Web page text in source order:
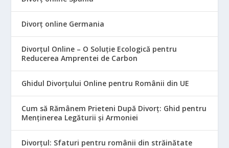
Divorț online Germania
Divorțul Online – O Soluție Ecologică pentru
Reducerea Amprentei de Carbon
Ghidul Divorțului Online pentru Românii din UE
Cum să Rămânem Prieteni După Divorț: Ghid pentru
Menținerea Legăturii și Armoniei
Divorțul: Sfaturi pentru românii din străinătate